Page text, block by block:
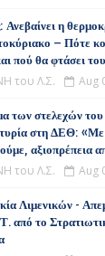
Ανεβαίνει η
– Πότε
πού θα φτάσει
του Λ.Σ. Aug
των στελεχών του
στη ΔΕΘ: «Με
αξιοπρέπεια
του Λ.Σ. Aug
Λιμενικών -
από το